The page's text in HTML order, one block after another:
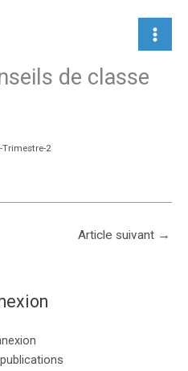
de classe
Trimestre-2
Article suivant →